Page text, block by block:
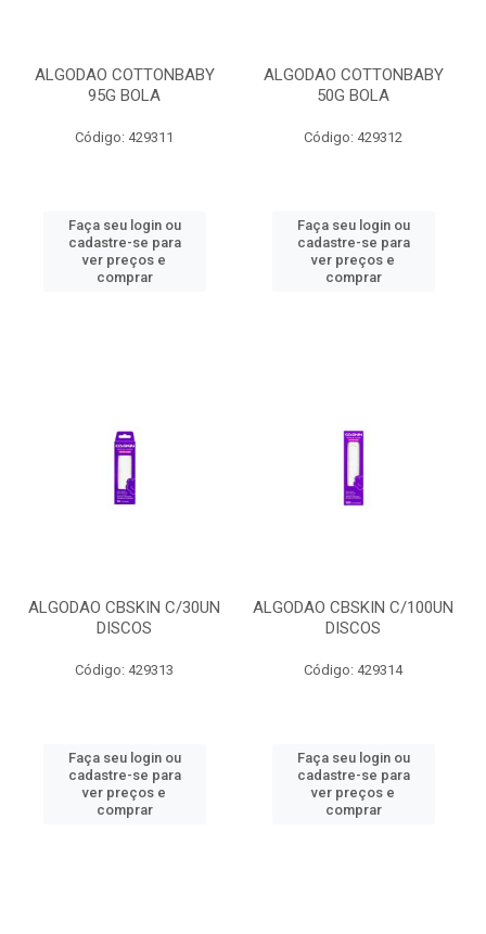
ALGODAO COTTONBABY
95G BOLA
Código: 429311
Faça seu login ou
cadastre-se para
ver preços e
comprar
ALGODAO COTTONBABY
50G BOLA
Código: 429312
Faça seu login ou
cadastre-se para
ver preços e
comprar
ALGODAO CBSKIN C/30UN
DISCOS
Código: 429313
Faça seu login ou
cadastre-se para
ver preços e
comprar
ALGODAO CBSKIN C/100UN
DISCOS
Código: 429314
Faça seu login ou
cadastre-se para
ver preços e
comprar